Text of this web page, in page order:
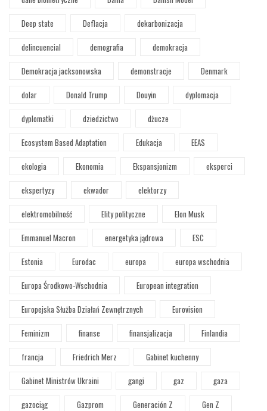
Deep state
Deflacja
dekarbonizacja
delincuencial
demografia
demokracja
Demokracja jacksonowska
demonstracje
Denmark
dolar
Donald Trump Douyin
dyplomacja
dyplomatki
dziedzictwo
dżucze
Ecosystem Based Adaptation
Edukacja
EEAS
ekologia
Ekonomia Ekspansjonizm
eksperci
ekspertyzy
ekwador
elektorzy
elektromobilność
Elity polityczne
Elon Musk
Emmanuel Macron
energetyka jądrowa
ESC
Estonia
Eurodac europa
europa wschodnia
Europa Środkowo-Wschodnia
European integration
Europejska Służba Działań Zewnętrznych
Eurovision
Feminizm
finanse finansjalizacja
Finlandia
francja
Friedrich Merz
Gabinet kuchenny
Gabinet Ministrów Ukraini
gangi gaz
gaza
gazociąg
Gazprom Generación Z
Gen Z